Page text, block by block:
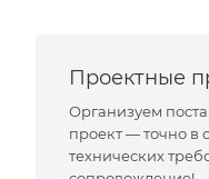
Проектные
Организуем
проект — точно в
технических